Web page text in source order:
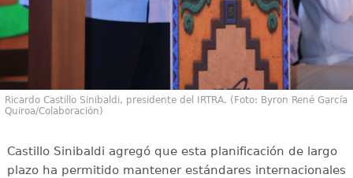
Ricardo Castillo Sinibaldi, presidente del IRTRA. (Foto: Byron René García
Quiroa/Colaboración)
Castillo Sinibaldi agregó que esta planificación de largo
plazo ha permitido mantener estándares internacionales